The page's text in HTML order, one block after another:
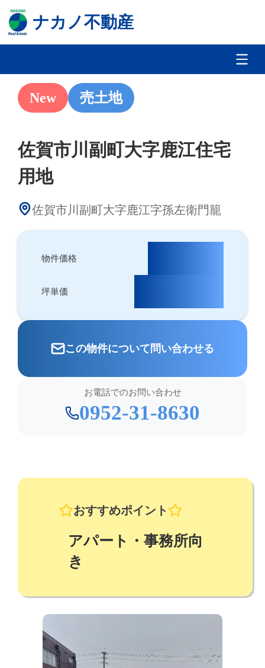
ナカノ不動産
New 売土地
佐賀市川副町大字鹿江住宅
用地
佐賀市川副町大字鹿江字孫左衛門籠
物件価格
坪単価
この物件について問い合わせる
お電話でのお問い合わせ
0952-31-8630
おすすめポイント
アパート・事務所向
き